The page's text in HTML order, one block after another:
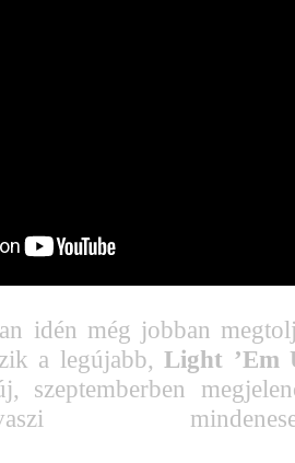
idén még jobban
a legújabb,Light ’Em
szeptemberben